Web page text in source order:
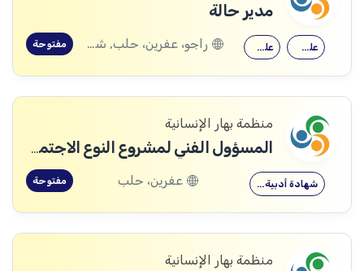
مدير حالة
علم النفس علم اجتماع راجو، عفرين، حلب, شيخ الحديد، حلب مفتوحة
منظمة بهار الإنسانية
المسؤول الفني لمشروع النوع الاجتماعي
شهادة أدبية… عفرين، حلب مفتوحة
منظمة بهار الإنسانية